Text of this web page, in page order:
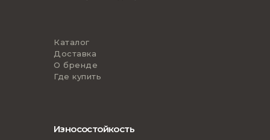
Каталог
Доставка
О бренде
Где купить
Износостойкость